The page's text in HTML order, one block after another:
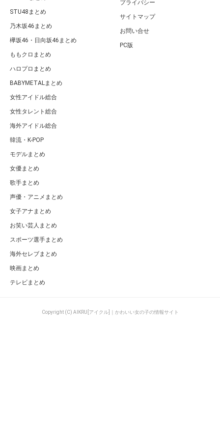
STU48まとめ
乃木坂46まとめ
欅坂46・日向坂46まとめ
ももクロまとめ
ハロプロまとめ
BABYMETALまとめ
女性アイドル総合
女性タレント総合
海外アイドル総合
韓流・K-POP
モデルまとめ
女優まとめ
歌手まとめ
声優・アニメまとめ
女子アナまとめ
お笑い芸人まとめ
スポーツ選手まとめ
海外セレブまとめ
映画まとめ
テレビまとめ
プライバシー
サイトマップ
お問い合せ
PC版
Copyright (C) AIKRU[アイクル]｜かわいい女の子の情報サイト